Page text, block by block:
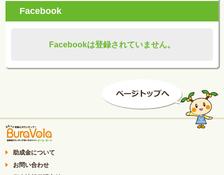
Facebook
Facebookは登録されていません。
助成金について
お問い合わせ